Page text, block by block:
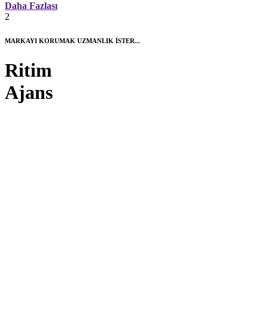
Daha Fazlası
2
MARKAYI KORUMAK UZMANLIK İSTER...
Ritim
Ajans